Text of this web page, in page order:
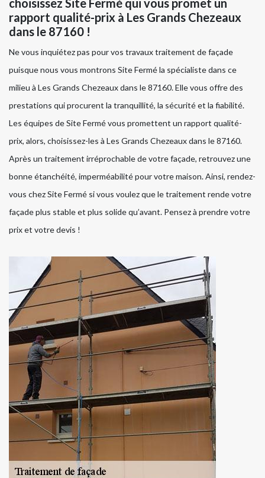
choisissez Site Fermé qui vous promet un
rapport qualité-prix à Les Grands Chezeaux
dans le 87160 !
Ne vous inquiétez pas pour vos travaux traitement de façade
puisque nous vous montrons Site Fermé la spécialiste dans ce
milieu à Les Grands Chezeaux dans le 87160. Elle vous offre des
prestations qui procurent la tranquillité, la sécurité et la fiabilité.
Les équipes de Site Fermé vous promettent un rapport qualité-
prix, alors, choisissez-les à Les Grands Chezeaux dans le 87160.
Après un traitement irréprochable de votre façade, retrouvez une
bonne étanchéité, imperméabilité pour votre maison. Ainsi, rendez-
vous chez Site Fermé si vous voulez que le traitement rende votre
façade plus stable et plus solide qu’avant. Pensez à prendre votre
prix et votre devis !